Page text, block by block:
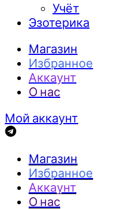
Учёт
Эзотерика
Магазин
Избранное
Аккаунт
О нас
Мой аккаунт
Магазин
Избранное
Аккаунт
О нас